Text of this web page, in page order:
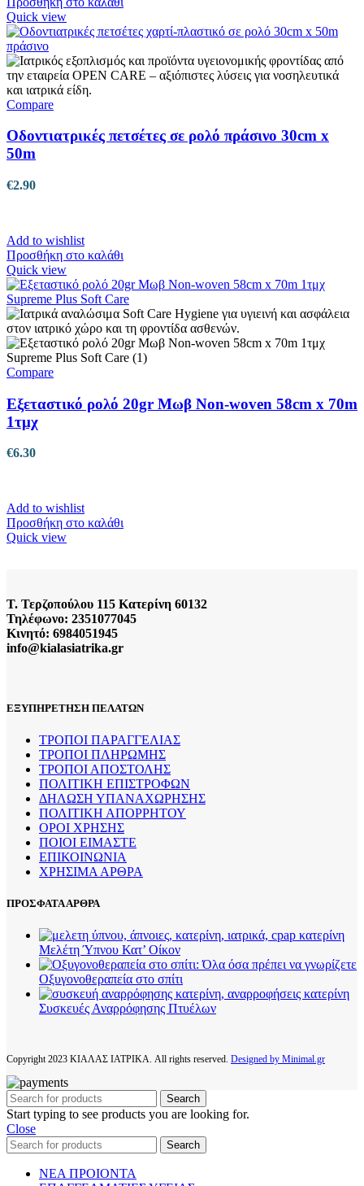
Quick view
Compare
Οδοντιατρικές πετσέτες σε ρολό πράσινο 30cm x
50m
€2.90
Add to wishlist
Προσθήκη στο καλάθι
Quick view
Compare
Εξεταστικό ρολό 20gr Μωβ Non-woven 58cm x 70m
1τμχ
€6.30
Add to wishlist
Προσθήκη στο καλάθι
Quick view
Τ. Τερζοπούλου 115 Κατερίνη 60132
Τηλέφωνο: 2351077045
Κινητό: 6984051945
info@kialasiatrika.gr
ΕΞΥΠΗΡΕΤΗΣΗ ΠΕΛΑΤΩΝ
ΤΡΟΠΟΙ ΠΑΡΑΓΓΕΛΙΑΣ
ΤΡΟΠΟΙ ΠΛΗΡΩΜΗΣ
ΤΡΟΠΟΙ ΑΠΟΣΤΟΛΗΣ
ΠΟΛΙΤΙΚΗ ΕΠΙΣΤΡΟΦΩΝ
ΔΗΛΩΣΗ ΥΠΑΝΑΧΩΡΗΣΗΣ
ΠΟΛΙΤΙΚΗ ΑΠΟΡΡΗΤΟΥ
ΟΡΟΙ ΧΡΗΣΗΣ
ΠΟΙΟΙ ΕΙΜΑΣΤΕ
ΕΠΙΚΟΙΝΩΝΙΑ
ΧΡΗΣΙΜΑ ΑΡΘΡΑ
ΠΡΟΣΦΑΤΑ ΑΡΘΡΑ
Μελέτη Ύπνου Κατ’ Οίκον
Οξυγονοθεραπεία στο σπίτι
Συσκευές Αναρρόφησης Πτυέλων
Copyright2023 ΚΙΑΛΑΣ ΙΑΤΡΙΚΑ. All rights reserved. Designed by Minimal.gr
Search
Start typing to see products you are looking for.
Close
Search
ΝΕΑ ΠΡΟΙΟΝΤΑ